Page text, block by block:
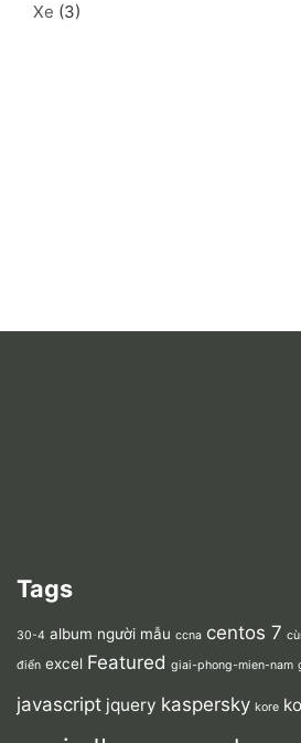
Xe (3)
Tags
30-4 album người mẫu ccna centos 7
điển excel Featured giai-phong-mien-nam
javascript jquery kaspersky kore